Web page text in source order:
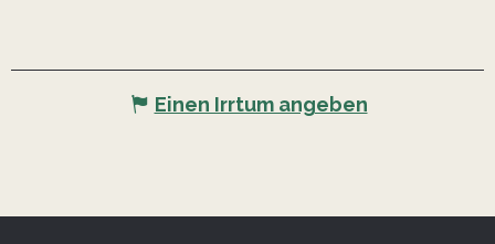
Einen Irrtum angeben